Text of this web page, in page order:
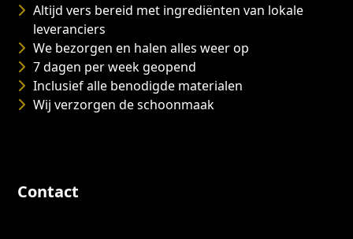
Altijd vers bereid met ingrediënten van lokale
leveranciers
We bezorgen en halen alles weer op
7 dagen per week geopend
Inclusief alle benodigde materialen
Wij verzorgen de schoonmaak
Contact